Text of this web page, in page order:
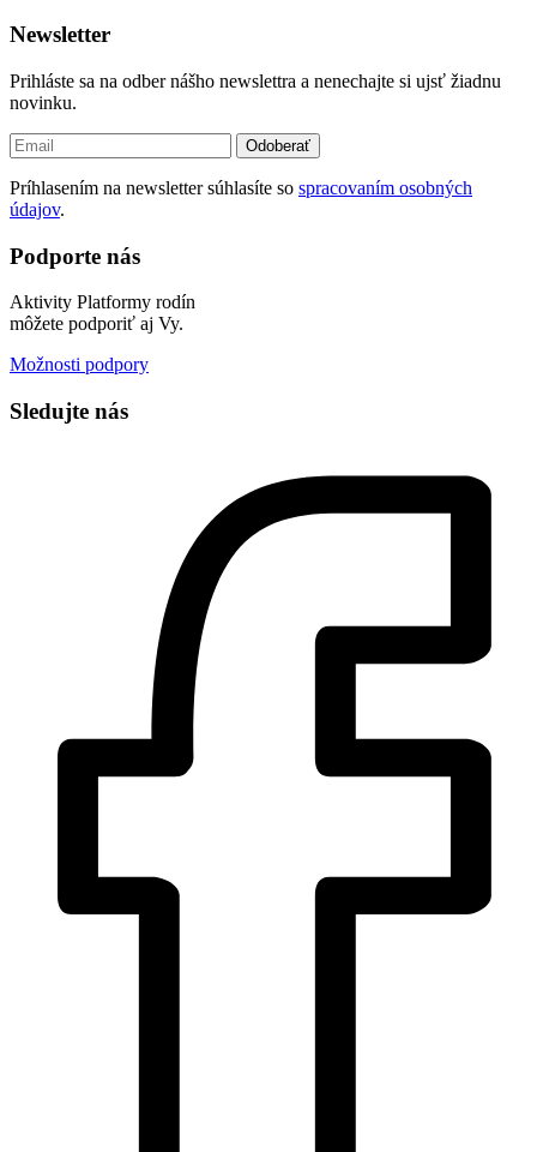
Newsletter
Prihláste sa na odber nášho newslettra a nenechajte si ujsť žiadnu
novinku.
Odoberať
Príhlasením na newsletter súhlasíte so spracovaním osobných
údajov.
Podporte nás
Aktivity Platformy rodín
môžete podporiť aj Vy.
Možnosti podpory
Sledujte nás